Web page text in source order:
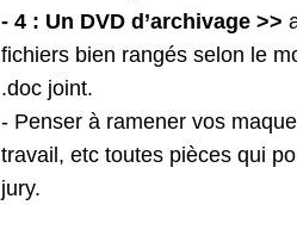
- 4 : Un DVD d’archivage >>
fichiers bien rangés selon le
.doc joint.
- Penser à ramener vos
travail, etc toutes pièces qui
jury.